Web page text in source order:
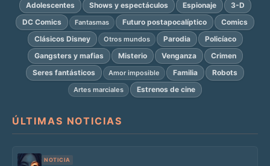
Adolescentes
Shows y espectáculos Espionaje
3-D
DC Comics
Fantasmas Futuro postapocalíptico
Comics
Clásicos Disney
Otros mundos Parodia
Policíaco
Gangsters y mafias
Misterio Venganza
Crimen
Seres fantásticos
Amor imposible Familia Robots
Artes marciales Estrenos de cine
ÚLTIMAS NOTICIAS
NOTICIA